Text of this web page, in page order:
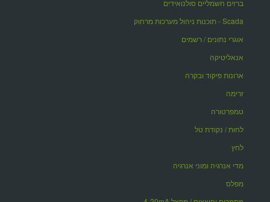
ברזים חשמליים סולנואידים
Scada - תוכנות ניהול מערכות מרחוק
אוגרי נתונים / רשמים
אנאליטיקה
ארונות פיקוד ובקרה
זרימה
טמפרטורה
לחות / נקודת טל
לחץ
מדי אנרגיה ומוני אנרגיה
מפלס